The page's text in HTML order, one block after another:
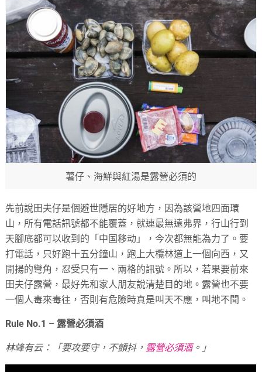
薯仔、海鮮與紅湯是露營必須的
先前說田夫仔是個避世隱居的好地方，因為該營地四面環
山，所有電話訊號都不能覆蓋，就連最無遠弗界，行山行到
天腳底都可以收到的「中国移动」，今次都無能為力了。要
打電話，只好跑十五分鐘山，跑上大欖林道上一個向西，又
開揚的彎角，忍受只有一、兩格的訊號。所以，若果要前來
田夫仔露營，最好先和家人朋友說清楚目的地。露營也不要
一個人毒來毒往，否則有危險時真是叫天不應，叫地不聞。
Rule No.1 – 露營必須酒
林峰有云：「要攻要守，不顫抖， 露營必須酒。」